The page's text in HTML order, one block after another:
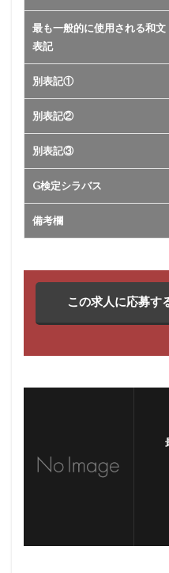
最も一般的に使用される和文
表記
別表記①
別表記②
別表記③
G検定シラバス
備考欄
この求人に応募す